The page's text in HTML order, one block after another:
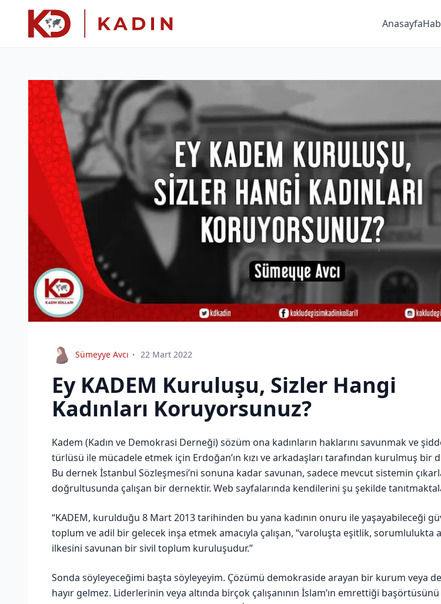
Anasayfa
Sümeyye Avcı 22 Mart 2022
Ey KADEM Kuruluşu, Sizler Hangi
Kadınları Koruyorsunuz?
Kadem (Kadın ve Demokrasi Derneği) sözüm ona kadınların haklarını savunmak ve
türlüsü ile mücadele etmek için Erdoğan’ın kızı ve arkadaşları tarafından kurulmuş bir
Bu dernek İstanbul Sözleşmesi’ni sonuna kadar savunan, sadece mevcut sistemin
doğrultusunda çalışan bir dernektir. Web sayfalarında kendilerini şu şekilde
“KADEM, kurulduğu 8 Mart 2013 tarihinden bu yana kadının onuru ile yaşayabileceği
toplum ve adil bir gelecek inşa etmek amacıyla çalışan, “varoluşta eşitlik, sorumlulukta
ilkesini savunan bir sivil toplum kuruluşudur.”
Sonda söyleyeceğimi başta söyleyeyim. Çözümü demokraside arayan bir kurum veya
hayır gelmez. Liderlerinin veya altında birçok çalışanının İslam’ın emrettiği başörtüsünü